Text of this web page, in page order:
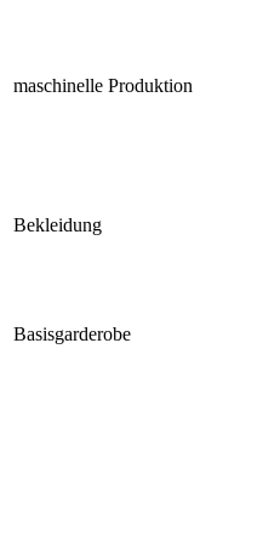
maschinelle Produktion
Bekleidung
Basisgarderobe